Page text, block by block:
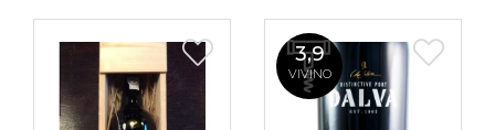
3,9
VIVINO